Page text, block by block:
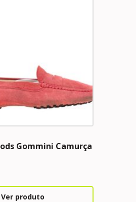
Gommini Camurça
Ver produto